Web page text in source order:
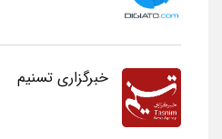
خبرگزاری تسنیم